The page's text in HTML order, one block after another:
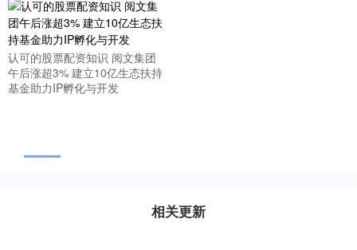
认可的股票配资知识 阅文集团
午后涨超3% 建立10亿生态扶持
基金助力IP孵化与开发
相关更新